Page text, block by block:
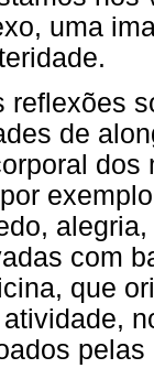
uma
reflexões
de
com
que
pelas